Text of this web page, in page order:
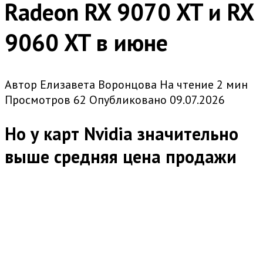
Radeon RX 9070 XT и RX
9060 XT в июне
Автор Елизавета Воронцова На чтение 2 мин
Просмотров 62 Опубликовано 09.07.2026
Но у карт Nvidia значительно
выше средняя цена продажи